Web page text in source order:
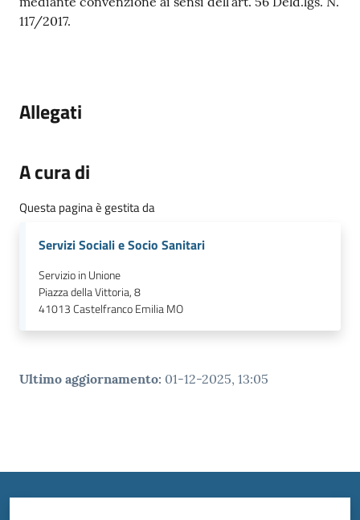
117/2017.
Allegati
A cura di
Questa pagina è gestita da
Servizi Sociali e Socio Sanitari
Servizio in Unione
Piazza della Vittoria, 8
41013Castelfranco Emilia MO
Ultimo aggiornamento: 01-12-2025, 13:05